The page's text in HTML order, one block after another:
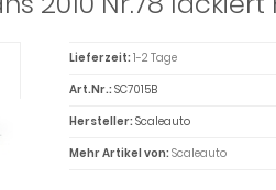
Lieferzeit: 1-2 Tage
Art.Nr.: SC7015B
Hersteller: Scaleauto
Mehr Artikel von: Scaleauto